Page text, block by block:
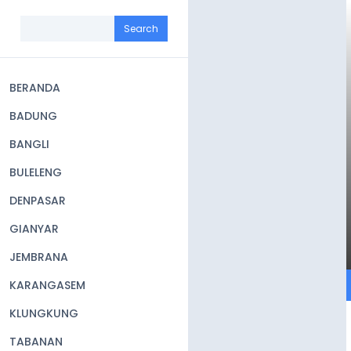
navigation
BERANDA
BADUNG
BANGLI
BULELENG
DENPASAR
GIANYAR
JEMBRANA
KARANGASEM
KLUNGKUNG
TABANAN